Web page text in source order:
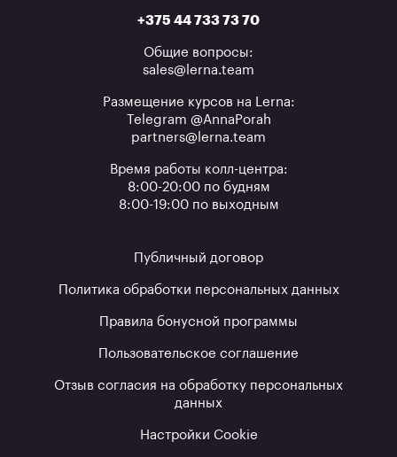
+375 44 733 73 70
Общие вопросы:
sales@lerna.team
Размещение курсов на Lerna:
Telegram @AnnaPorah
partners@lerna.team
Время работы колл-центра:
8:00-20:00 по будням
8:00-19:00 по выходным
Публичный договор
Политика обработки персональных данных
Правила бонусной программы
Пользовательское соглашение
Отзыв согласия на обработку персональных
данных
Настройки Cookie